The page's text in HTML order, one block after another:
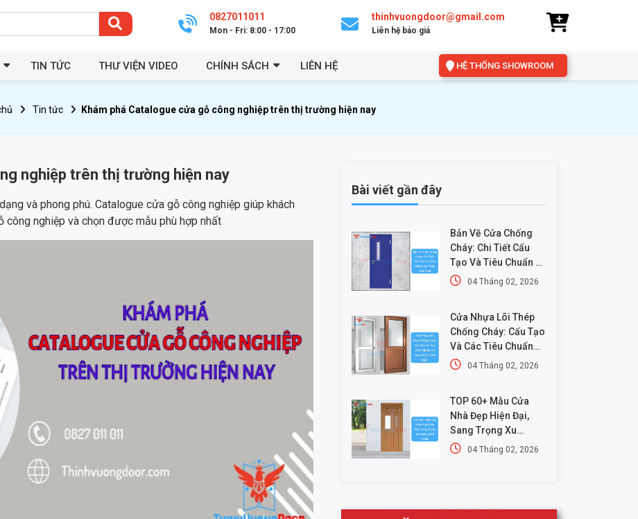
0827011011
Mon - Fri: 8:00 - 17:00
thinhvuongdoor@gmail.com
Liên hệ báo giá
TIN TỨC THƯ VIỆN VIDEO CHÍNH SÁCH LIÊN HỆ HỆ THỐNG SHOWROOM
Tin tức Khám phá Catalogue cửa gỗ công nghiệp trên thị trường hiện nay
nghiệp trên thị trường hiện nay
và phong phú. Catalogue cửa gỗ công nghiệp giúp khách
nghiệp và chọn được mẫu phù hợp nhất
Bài viết gần đây
Bản Vẽ Cửa Chống
Cháy: Chi Tiết Cấu
Tạo Và Tiêu Chuẩn Kỹ
Thuật Mới Nhất
04 Tháng 02, 2026
Cửa Nhựa Lõi Thép
Chống Cháy: Cấu Tạo
Và Các Tiêu Chuẩn
An Toàn PCCC Mới
04 Tháng 02, 2026
TOP 60+ Mẫu Cửa
Nhà Đẹp Hiện Đại,
Sang Trọng Xu
Hướng Mới Nhất
04 Tháng 02, 2026